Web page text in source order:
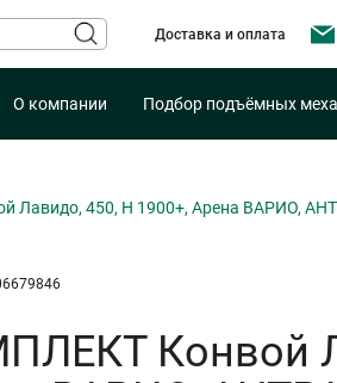
Доставка и оплата
О компании Подбор подъёмных
Лавидо, 450, H 1900+, Арена ВАРИО,
Конвой